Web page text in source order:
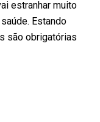
estranhar muito
Estando
são obrigatórias